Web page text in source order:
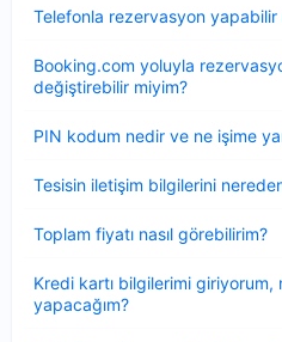
Telefonla rezervasyon yapabilir
Booking.com yoluyla
değiştirebilir miyim?
PIN kodum nedir ve ne işime
Tesisin iletişim bilgilerini
Toplam fiyatı nasıl görebilirim?
Kredi kartı bilgilerimi giriyorum,
yapacağım?